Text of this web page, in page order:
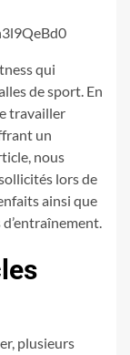
qui
de sport. En
travailler
un
nous
lors de
ainsi que
plusieurs